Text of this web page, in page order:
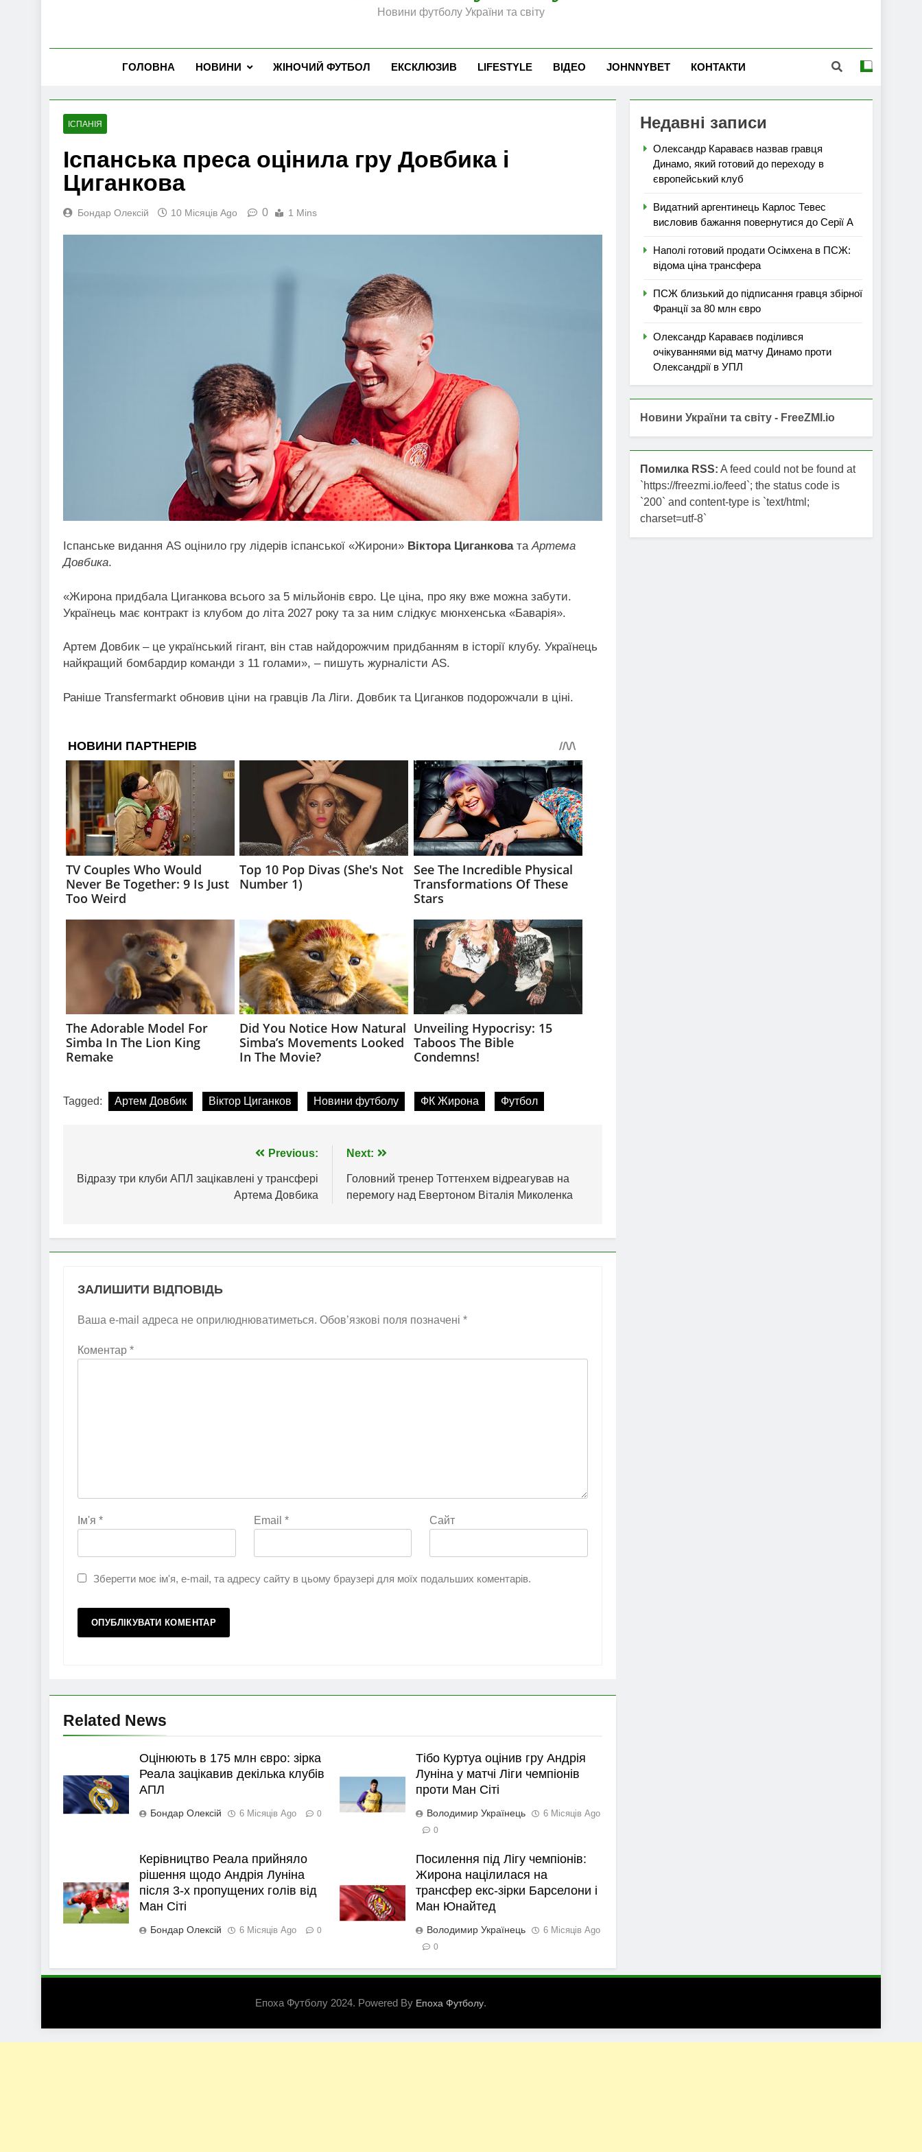
Новини футболу України та світу
ГОЛОВНА НОВИНИ ЖІНОЧИЙ ФУТБОЛ ЕКСКЛЮЗИВ LIFESTYLE ВІДЕО JOHNNYBET КОНТАКТИ
ІСПАНІЯ
Іспанська преса оцінила гру Довбика і
Циганкова
Бондар Олексій 10 Місяців Ago 0 1 Mins
Іспанське видання AS оцінило гру лідерів іспанської «Жирони» Віктора ЦиганковатаАртема
Довбика.
«Жирона придбала Циганкова всього за 5 мільйонів євро. Це ціна, про яку вже можна забути.
Українець має контракт із клубом до літа 2027 року та за ним слідкує мюнхенська «Баварія».
Артем Довбик – це український гігант, він став найдорожчим придбанням в історії клубу. Українець
найкращий бомбардир команди з 11 голами», – пишуть журналісти AS.
Раніше Transfermarkt обновив ціни на гравців Ла Ліги. Довбик та Циганков подорожчали в ціні.
Tagged: Артем Довбик Віктор Циганков Новини футболу ФК Жирона Футбол
записів
Previous:
Відразу три клуби АПЛ зацікавлені у трансфері
Артема Довбика
Next:
Головний тренер Тоттенхем відреагував на
перемогу над Евертоном Віталія Миколенка
ЗАЛИШИТИ ВІДПОВІДЬ
Ваша e-mail адреса не оприлюднюватиметься. Обов’язкові поля позначені *
Коментар *
Ім'я * Email * Сайт
Зберегти моє ім'я, e-mail, та адресу сайту в цьому браузері для моїх подальших коментарів.
Related News
Оцінюють в 175 млн євро: зірка
Реала зацікавив декілька клубів
АПЛ
Бондар Олексій 6 Місяців Ago 0
Тібо Куртуа оцінив гру Андрія
Луніна у матчі Ліги чемпіонів
проти Ман Сіті
Володимир Українець 6 Місяців Ago
0
Керівництво Реала прийняло
рішення щодо Андрія Луніна
після 3-х пропущених голів від
Ман Сіті
Бондар Олексій 6 Місяців Ago 0
Посилення під Лігу чемпіонів:
Жирона націлилася на
трансфер екс-зірки Барселони і
Ман Юнайтед
Володимир Українець 6 Місяців Ago
0
Недавні записи
Олександр Караваєв назвав гравця
Динамо, який готовий до переходу в
європейський клуб
Видатний аргентинець Карлос Тевес
висловив бажання повернутися до Серії А
Наполі готовий продати Осімхена в ПСЖ:
відома ціна трансфера
ПСЖ близький до підписання гравця збірної
Франції за 80 млн євро
Олександр Караваєв поділився
очікуваннями від матчу Динамо проти
Олександрії в УПЛ
Новини України та світу - FreeZMI.io
Помилка RSS: A feed could not be found at
`https://freezmi.io/feed`; the status code is
`200` and content-type is `text/html;
charset=utf-8`
Епоха Футболу 2024. Powered By Епоха Футболу.